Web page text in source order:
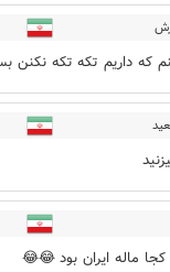
که داریم تکه تکه نکنن
ماله ایران بود 😂😂